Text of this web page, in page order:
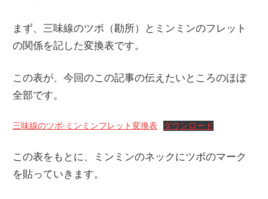
まず、三味線のツボ（勘所）とミンミンのフレット
の関係を記した変換表です。
この表が、今回のこの記事の伝えたいところのほぼ
全部です。
三味線のツボ-ミンミンフレット変換表 ダウンロード
この表をもとに、ミンミンのネックにツボのマーク
を貼っていきます。